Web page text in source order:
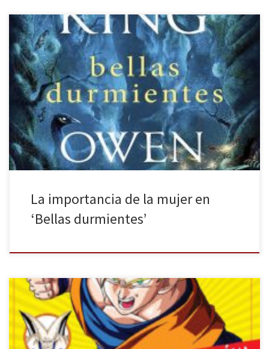
Desde el principio de los tiempos, la desigualdad entre hombres y
mujeres ha estado siempre presente. A día de hoy, aunque la
situación ha mejorado bastante con respecto a épocas pasadas,
sigue habiendo una brecha enorme difícil de solventar. Es por ello
que cualquier acción o evento a favor del […]
La importancia de la mujer en
‘Bellas durmientes’
Tras haber disfrutado bastante recordando toda la buena etapa
de Dragon Ball con la primera entrega de ¡Luz, Fuego,